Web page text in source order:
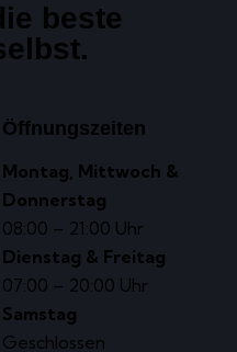
beste
Öffnungszeiten
Montag, Mittwoch &
Donnerstag
08:00 – 21:00 Uhr
Dienstag & Freitag
07:00 – 20:00 Uhr
Samstag
Geschlossen